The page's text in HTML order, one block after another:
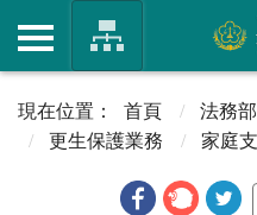
首頁 法務
更生保護業務
家庭